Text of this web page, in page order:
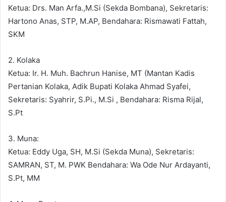
Ketua: Drs. Man Arfa.,M.Si (Sekda Bombana), Sekretaris:
Hartono Anas, STP, M.AP, Bendahara: Rismawati Fattah,
SKM
2. Kolaka
Ketua: Ir. H. Muh. Bachrun Hanise, MT (Mantan Kadis
Pertanian Kolaka, Adik Bupati Kolaka Ahmad Syafei,
Sekretaris: Syahrir, S.Pi., M.Si , Bendahara: Risma Rijal,
S.Pt
3. Muna:
Ketua: Eddy Uga, SH, M.Si (Sekda Muna), Sekretaris:
SAMRAN, ST, M. PWK Bendahara: Wa Ode Nur Ardayanti,
S.Pt, MM